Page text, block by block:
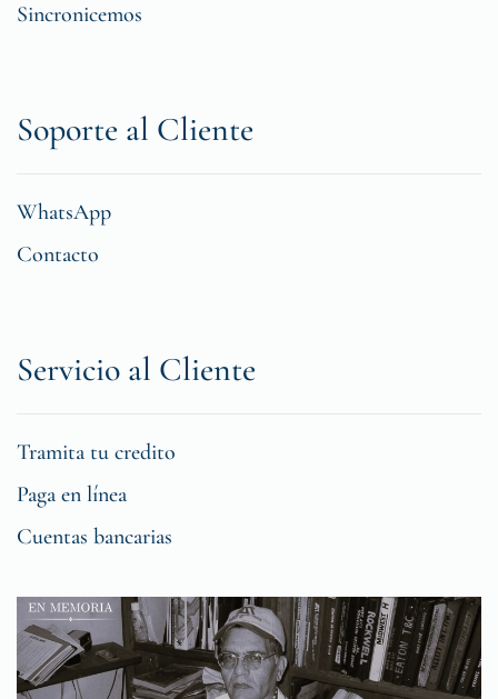
Sincronicemos
Soporte al Cliente
WhatsApp
Contacto
Servicio al Cliente
Tramita tu credito
Paga en línea
Cuentas bancarias